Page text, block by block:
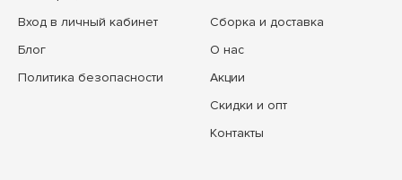
Вход в личный кабинет
Блог
Политика безопасности
Сборка и доставка
О нас
Акции
Скидки и опт
Контакты